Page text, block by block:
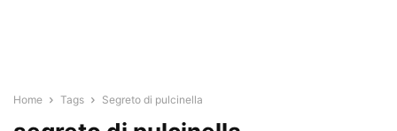
Home Tags Segreto di pulcinella